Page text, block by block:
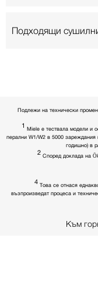
Подходящи
Подлежи на технически
1 Miele е тествала модели и
перални W1/W2 в 5000
годишно) в
2 Според доклада на
4 Това се отнася
възпроизведат процеса и
Към